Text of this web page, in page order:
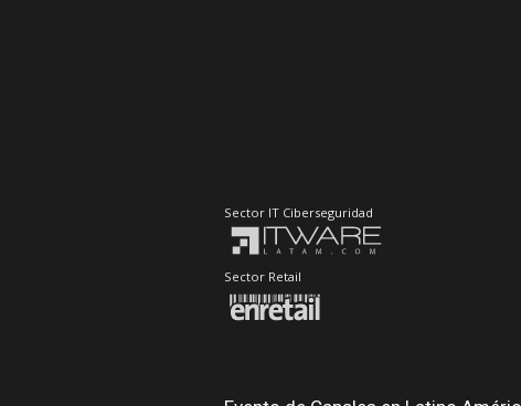
Evento de Canales en Latino América